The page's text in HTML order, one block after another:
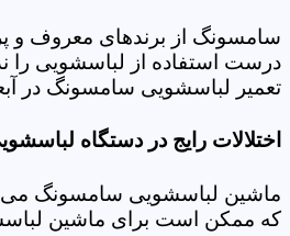
سامسونگ از برندهای معروف و
درست استفاده از لباسشویی را
تعمیر لباسشویی سامسونگ در
اختلالات رایج در دستگاه
ماشین لباسشویی سامسونگ می
که ممکن است برای ماشین